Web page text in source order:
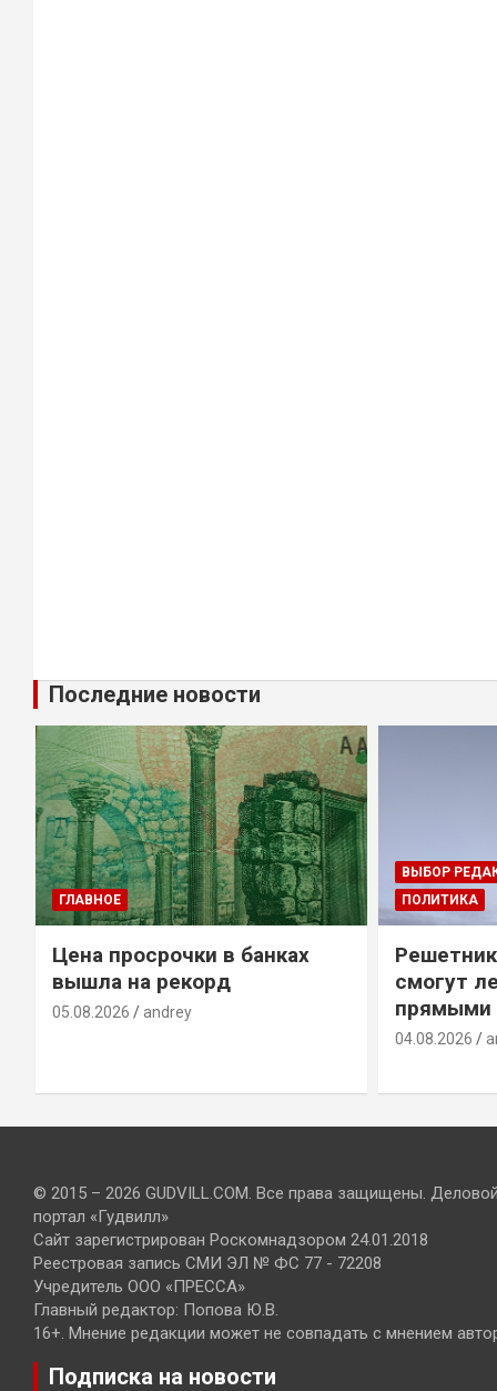
Последние новости
ГЛАВНОЕ
Цена просрочки в банках
вышла на рекорд
05.08.2026 andrey
ВЫБОР
ПОЛИТИКА
смогут
прямыми
04.08.2026
© 2015 – 2026 GUDVILL.COM. Все права защищены.
портал «Гудвилл»
Сайт зарегистрирован Роскомнадзором 24.01.2018
Реестровая запись СМИ ЭЛ № ФС 77 - 72208
Учредитель ООО «ПРЕССА»
Главный редактор: Попова Ю.В.
16+. Мнение редакции может не совпадать с мнением
Подписка на новости